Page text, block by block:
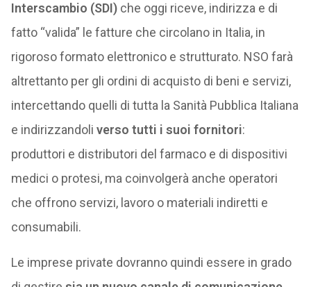
Interscambio (SDI)che oggi riceve, indirizza e di
fatto “valida” le fatture che circolano in Italia, in
rigoroso formato elettronico e strutturato. NSO farà
altrettanto per gli ordini di acquisto di beni e servizi,
intercettando quelli di tutta la Sanità Pubblica Italiana
e indirizzandoli verso tutti i suoi fornitori:
produttori e distributori del farmaco e di dispositivi
medici o protesi, ma coinvolgerà anche operatori
che offrono servizi, lavoro o materiali indiretti e
consumabili.
Le imprese private dovranno quindi essere in grado